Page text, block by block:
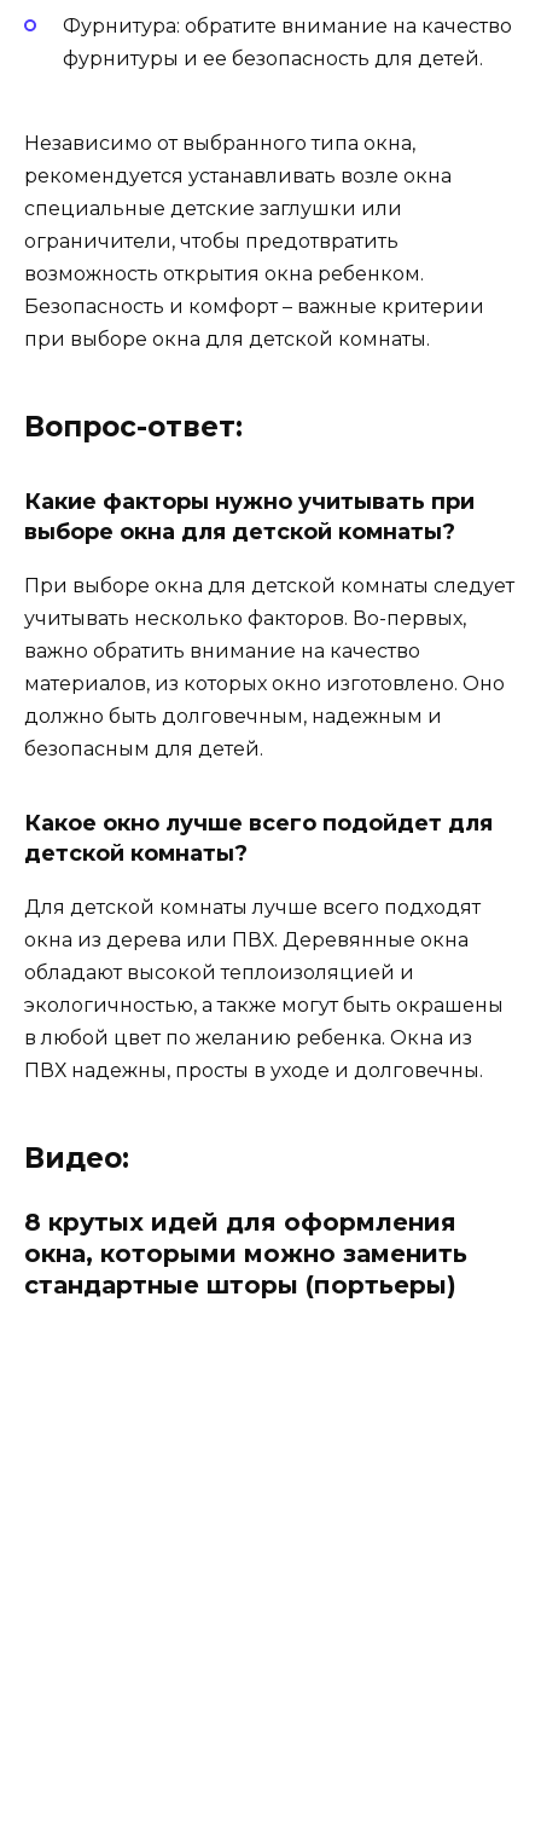
Фурнитура: обратите внимание на качество
фурнитуры и ее безопасность для детей.
Независимо от выбранного типа окна,
рекомендуется устанавливать возле окна
специальные детские заглушки или
ограничители, чтобы предотвратить
возможность открытия окна ребенком.
Безопасность и комфорт – важные критерии
при выборе окна для детской комнаты.
Вопрос-ответ:
Какие факторы нужно учитывать при
выборе окна для детской комнаты?
При выборе окна для детской комнаты следует
учитывать несколько факторов. Во-первых,
важно обратить внимание на качество
материалов, из которых окно изготовлено. Оно
должно быть долговечным, надежным и
безопасным для детей.
Какое окно лучше всего подойдет для
детской комнаты?
Для детской комнаты лучше всего подходят
окна из дерева или ПВХ. Деревянные окна
обладают высокой теплоизоляцией и
экологичностью, а также могут быть окрашены
в любой цвет по желанию ребенка. Окна из
ПВХ надежны, просты в уходе и долговечны.
Видео:
8 крутых идей для оформления
окна, которыми можно заменить
стандартные шторы (портьеры)